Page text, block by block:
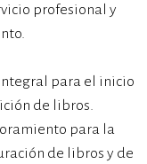
profesional y
para el inicio
de libros.
para la
de libros y de